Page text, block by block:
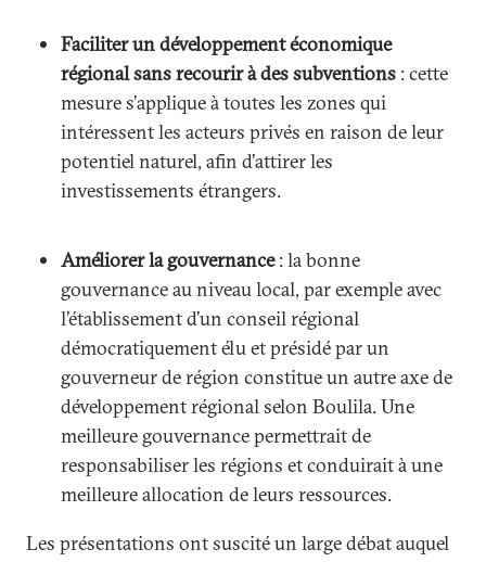
Faciliter un développement économique
régional sans recourir à des subventions : cette
mesure s’applique à toutes les zones qui
intéressent les acteurs privés en raison de leur
potentiel naturel, afin d’attirer les
investissements étrangers.
Améliorer la gouvernance: la bonne
gouvernance au niveau local, par exemple avec
l’établissement d’un conseil régional
démocratiquement élu et présidé par un
gouverneur de région constitue un autre axe de
développement régional selon Boulila. Une
meilleure gouvernance permettrait de
responsabiliser les régions et conduirait à une
meilleure allocation de leurs ressources.
Les présentations ont suscité un large débat auquel